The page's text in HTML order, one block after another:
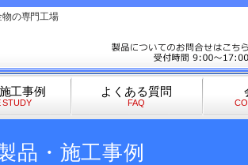
の専門工場
工事例
STUDY
よくある質問
FAQ
品・施工事例